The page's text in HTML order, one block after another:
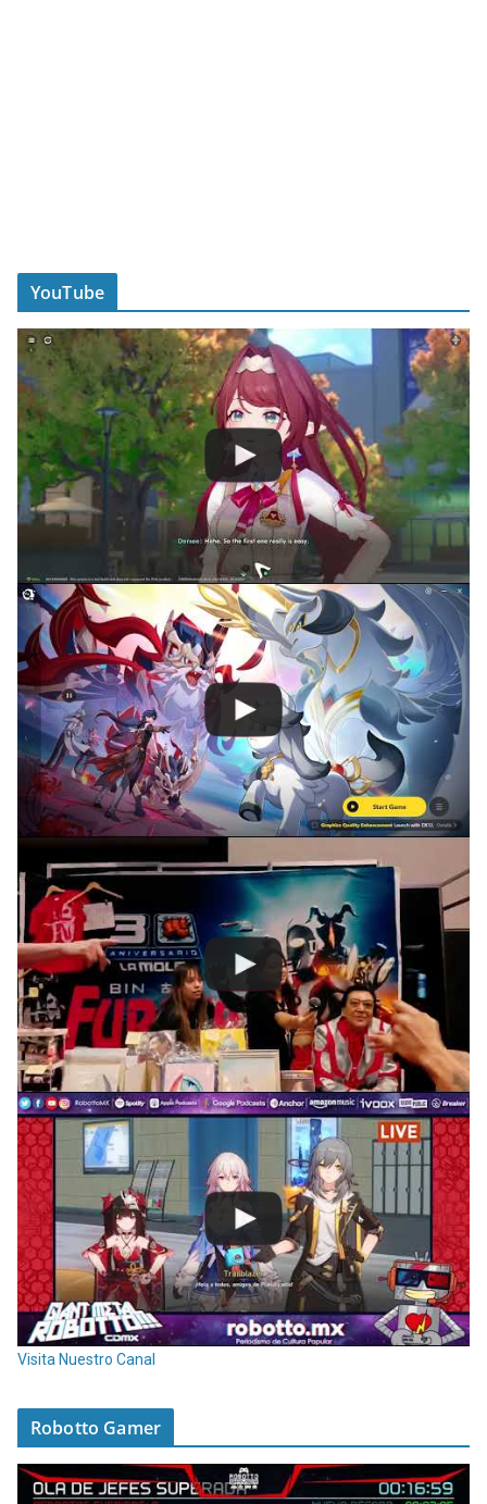
YouTube
Visita Nuestro Canal
Robotto Gamer